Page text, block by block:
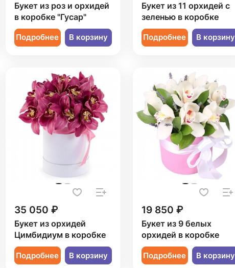
Букет из роз и орхидей
в коробке "Гусар"
Подробнее В корзину
Букет из 11 орхидей с
зеленью в коробке
Подробнее В корзину
35 050 ₽
Букет из орхидей
Цимбидиум в коробке
Подробнее В корзину
19 850 ₽
Букет из 9 белых
орхидей в коробке
Подробнее В корзину